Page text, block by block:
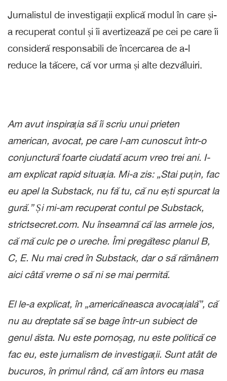
Jurnalistul de investigații explică modul în care și-
a recuperat contul și îi avertizează pe cei pe care îi
consideră responsabili de încercarea de a-l
reduce la tăcere, că vor urma și alte dezvăluiri.
Am avut inspirația să îi scriu unui prieten
american, avocat, pe care l-am cunoscut într-o
conjunctură foarte ciudată acum vreo trei ani. I-
am explicat rapid situația. Mi-a zis: „Stai puțin, fac
eu apel la Substack, nu fă tu, că nu ești spurcat la
gură.” Și mi-am recuperat contul pe Substack,
strictsecret.com. Nu înseamnă că las armele jos,
că mă culc pe o ureche. Îmi pregătesc planul B,
C, E. Nu mai cred în Substack, dar o să rămânem
aici câtă vreme o să ni se mai permită.
El le-a explicat, în „americăneasca avocațială”, că
nu au dreptate să se bage într-un subiect de
genul ăsta. Nu este pornoșag, nu este politică ce
fac eu, este jurnalism de investigații. Sunt atât de
bucuros, în primul rând, că am întors eu masa